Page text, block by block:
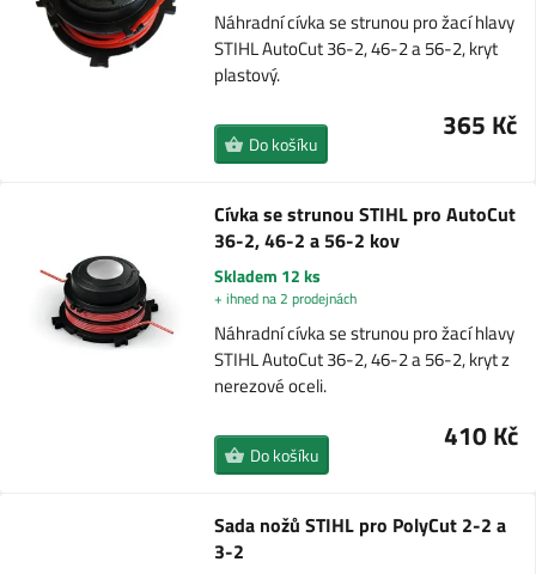
Náhradní cívka se strunou pro žací hlavy
STIHL AutoCut 36-2, 46-2 a 56-2, kryt
plastový.
365 Kč
Do košíku
Cívka se strunou STIHL pro AutoCut
36-2, 46-2 a 56-2 kov
Skladem 12 ks
+ ihned na 2 prodejnách
Náhradní cívka se strunou pro žací hlavy
STIHL AutoCut 36-2, 46-2 a 56-2, kryt z
nerezové oceli.
410 Kč
Do košíku
Sada nožů STIHL pro PolyCut 2-2 a
3-2